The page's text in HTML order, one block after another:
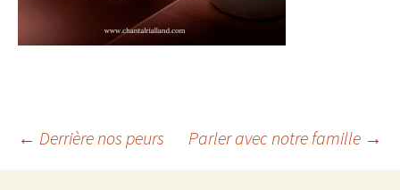
Navigation
← Derrière nos peurs Parler avec notre famille →